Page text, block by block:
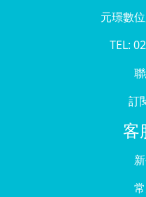
元璟數
TEL:
訂
客